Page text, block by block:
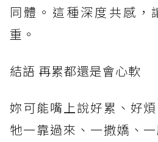
同體。這種深度共感，
重。
結語 再累都還是會心軟
妳可能嘴上說好累、好
牠一靠過來、一撒嬌、